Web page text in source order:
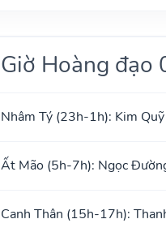
Giờ Hoàng
Nhâm Tý (23h-1h): Kim Quỹ
Ất Mão (5h-7h): Ngọc
Canh Thân (15h-17h):